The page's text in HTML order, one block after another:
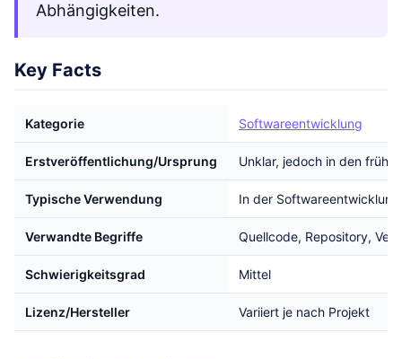
Abhängigkeiten.
Key Facts
Kategorie Softwareentwicklung
Erstveröffentlichung/Ursprung Unklar, jedoch in den
Typische Verwendung In der
Verwandte Begriffe Quellcode, Repository,
Schwierigkeitsgrad Mittel
Lizenz/Hersteller Variiert je nach Projekt